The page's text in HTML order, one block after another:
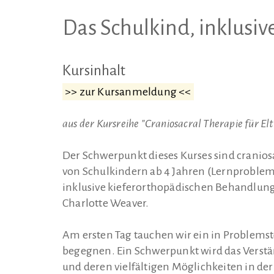
Das Schulkind,
Kursinhalt
>> zur Kursanmeldung <<
aus der Kursreihe "Craniosacral Therapie für
Der Schwerpunkt dieses Kurses sind
von Schulkindern ab 4 Jahren
inklusive kieferorthopädischen
Charlotte Weaver.
Am ersten Tag tauchen wir ein in
begegnen. Ein Schwerpunkt wird das
und deren vielfältigen Möglichkeiten in